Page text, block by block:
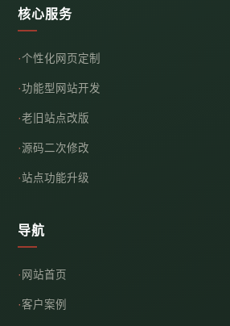
核心服务
个性化网页定制
功能型网站开发
老旧站点改版
源码二次修改
站点功能升级
导航
网站首页
客户案例